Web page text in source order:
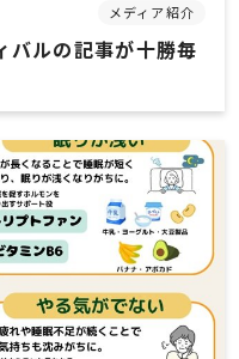
メディア紹介
バルの記事が十勝毎